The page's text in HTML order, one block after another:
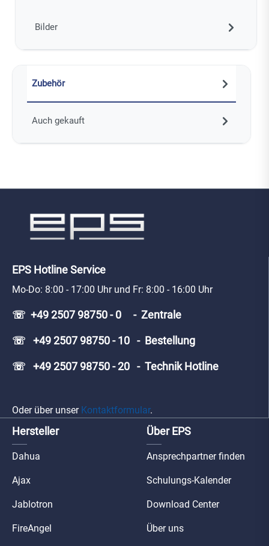
Bilder
Zubehör
Auch gekauft
EPS Hotline Service
Mo-Do: 8:00 - 17:00 Uhr und Fr: 8:00 - 16:00 Uhr
☏ +49 2507 98750 - 0 - Zentrale
☏ +49 2507 98750 - 10 - Bestellung
☏ +49 2507 98750 - 20 - Technik Hotline
Oder über unser Kontaktformular.
Hersteller
Dahua
Ajax
Jablotron
FireAngel
Über EPS
Ansprechpartner finden
Schulungs-Kalender
Download Center
Über uns